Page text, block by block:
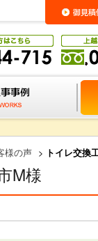
様の声 > トイレ交換
M様